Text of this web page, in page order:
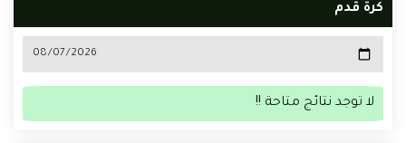
كرة قدم
لا توجد نتائج متاحة !!